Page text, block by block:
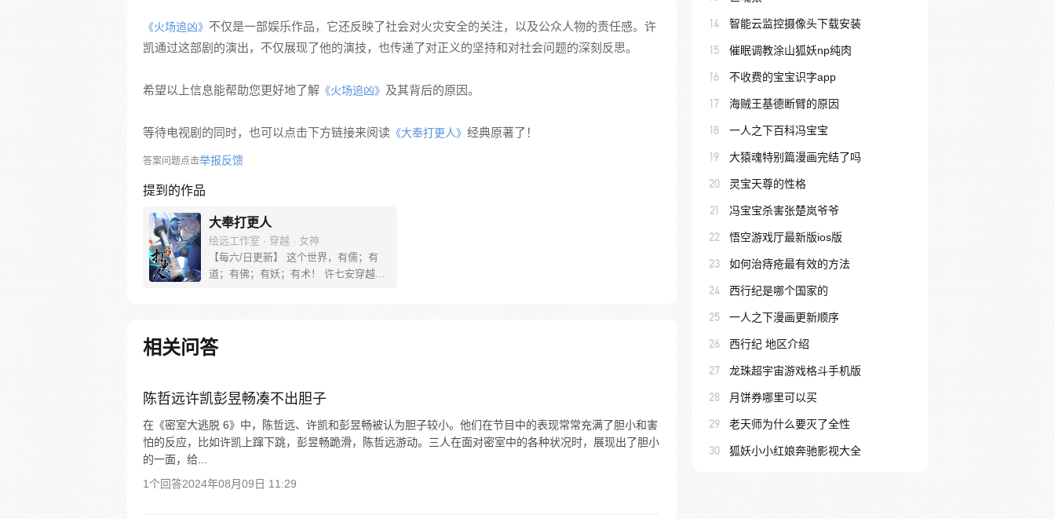
《火场追凶》 不仅是一部娱乐作品，它还反映了社会对火灾安全的关注，以及公众人物的责任感。许
凯通过这部剧的演出，不仅展现了他的演技，也传递了对正义的坚持和对社会问题的深刻反思。
希望以上信息能帮助您更好地了解 《火场追凶》 及其背后的原因。
等待电视剧的同时，也可以点击下方链接来阅读 《大奉打更人》 经典原著了！
答案问题点击举报反馈
提到的作品
大奉打更人
绘远工作室 · 穿越 · 女神
【每六/日更新】 这个世界，有儒；有
道；有佛；有妖；有术！ 许七安穿越醒
果…… 改编自阅文集团作者卖报小郎君
同名小说 QQ群号：799493374
相关问答
陈哲远许凯彭昱畅凑不出胆子
在《密室大逃脱 6》中，陈哲远、许凯和彭昱畅被认为胆子较小。他们在节目中的表现常常充满了胆小和害
怕的反应，比如许凯上蹿下跳，彭昱畅跪滑，陈哲远游动。三人在面对密室中的各种状况时，展现出了胆小
的一面，给...
1个回答2024年08月09日 11:29
14 智能云监控摄像头下载安装
15 催眠调教涂山狐妖np纯肉
16 不收费的宝宝识字app
17 海贼王基德断臂的原因
18 一人之下百科冯宝宝
19 大猿魂特别篇漫画完结了吗
20 灵宝天尊的性格
21 冯宝宝杀害张楚岚爷爷
22 悟空游戏厅最新版ios版
23 如何治痔疮最有效的方法
24 西行纪是哪个国家的
25 一人之下漫画更新顺序
26 西行纪 地区介绍
27 龙珠超宇宙游戏格斗手机版
28 月饼券哪里可以买
29 老天师为什么要灭了全性
30 狐妖小小红娘奔驰影视大全